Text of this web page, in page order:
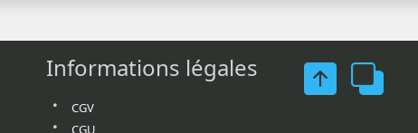
Informations légales
CGV
CGU